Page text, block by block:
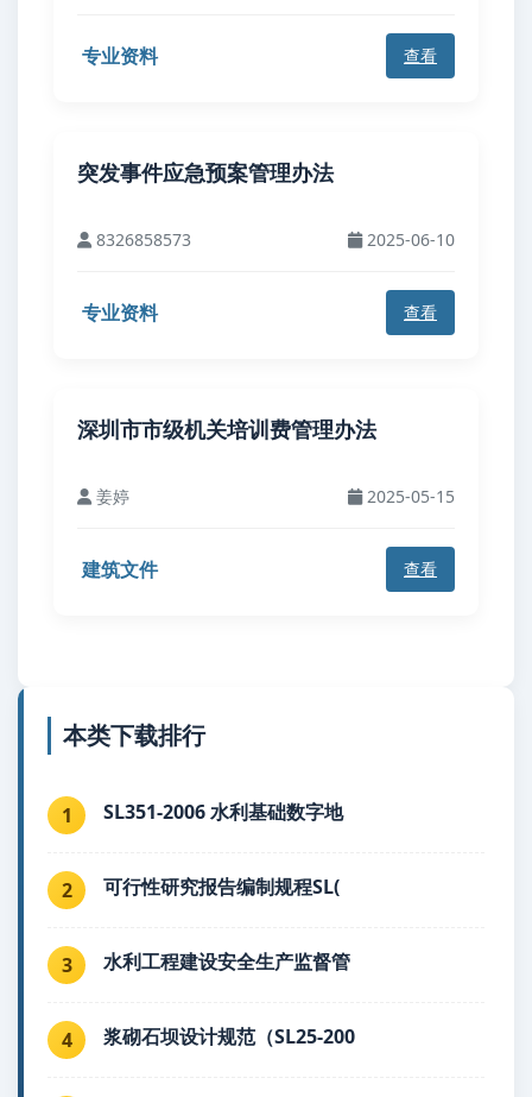
专业资料 查看
突发事件应急预案管理办法
8326858573 2025-06-10
专业资料 查看
深圳市市级机关培训费管理办法
姜婷 2025-05-15
建筑文件 查看
本类下载排行
1 SL351-2006 水利基础数字地
2 可行性研究报告编制规程SL(
3 水利工程建设安全生产监督管
4 浆砌石坝设计规范（SL25-200